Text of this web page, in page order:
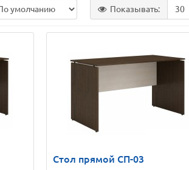
Показывать:
Стол прямой СП-03